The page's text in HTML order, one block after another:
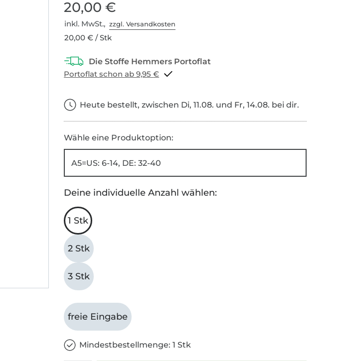
20,00 €
inkl. MwSt.,zzgl. Versandkosten
20,00 € / Stk
Portoflat schon ab 9,95 €
Heute bestellt, zwischen Di, 11.08. und Fr, 14.08. bei dir.
Wähle eine Produktoption:
A5=US: 6-14, DE: 32-40
Deine individuelle Anzahl wählen:
1 Stk
2 Stk
3 Stk
freie Eingabe
Mindestbestellmenge: 1 Stk